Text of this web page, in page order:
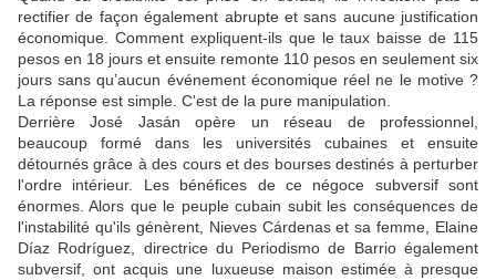
rectifier de façon également abrupte et sans aucune justification
économique. Comment expliquent-ils que le taux baisse de 115
pesos en 18 jours et ensuite remonte 110 pesos en seulement six
jours sans qu’aucun événement économique réel ne le motive ?
La réponse est simple. C'est de la pure manipulation.
Derrière José Jasán opère un réseau de professionnel,
beaucoup formé dans les universités cubaines et ensuite
détournés grâce à des cours et des bourses destinés à perturber
l'ordre intérieur. Les bénéfices de ce négoce subversif sont
énormes. Alors que le peuple cubain subit les conséquences de
l'instabilité qu'ils génèrent, Nieves Cárdenas et sa femme, Elaine
Díaz Rodríguez, directrice du Periodismo de Barrio également
subversif, ont acquis une luxueuse maison estimée à presque